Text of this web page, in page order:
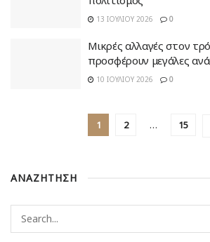
13 ΙΟΥΛΊΟΥ 2026 0
Μικρές αλλαγές στον
προσφέρουν μεγάλες
10 ΙΟΥΛΊΟΥ 2026 0
1 2 … 15
ΑΝΑΖΗΤΗΣΗ